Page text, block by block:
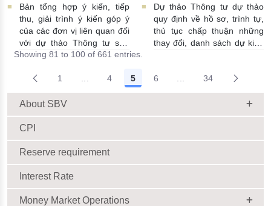
11:00:00
Bản tổng hợp ý kiến, tiếp
thu, giải trình ý kiến góp ý
của các đơn vị liên quan đối
với dự thảo Thông tư sửa
đổi, bổ sung một số điều về
văn bản quy phạm pháp luật
trong lĩnh vực quản lý hoạt
động cung ứng dịch vụ và
sử dụng ngoại hối
03/12/2025 | 10:00:00
Dự thảo Thông tư dự thảo
quy định về hồ sơ, trình tự,
thủ tục chấp thuận những
thay đổi, danh sách dự kiến
02/12/2025 | 10:00:00
Showing 81 to 100 of 661 entries.
1 Intermediate Pages Use TAB to navigate.
4 5 6 Intermediate Pages
34
About SBV
CPI
Reserve requirement
Interest Rate
Money Market Operations